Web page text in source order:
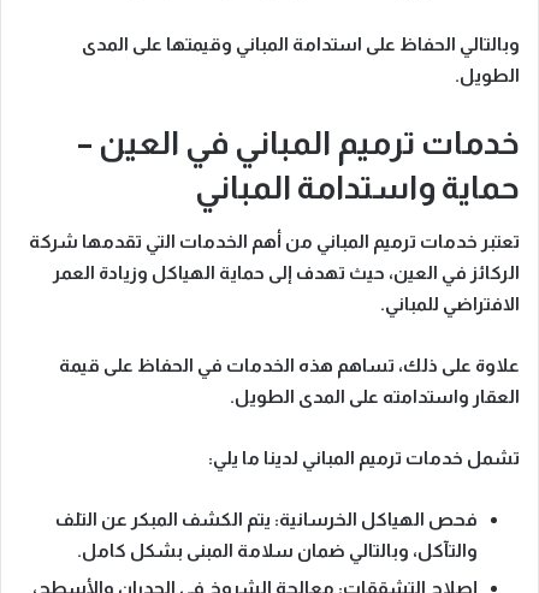
وبالتالي الحفاظ على استدامة المباني وقيمتها على المدى
الطويل.
خدمات ترميم المباني في العين –
حماية واستدامة المباني
تعتبر خدمات ترميم المباني من أهم الخدمات التي تقدمها شركة
الركائز في العين، حيث تهدف إلى حماية الهياكل وزيادة العمر
الافتراضي للمباني.
علاوة على ذلك، تساهم هذه الخدمات في الحفاظ على قيمة
العقار واستدامته على المدى الطويل.
تشمل خدمات ترميم المباني لدينا ما يلي:
فحص الهياكل الخرسانية: يتم الكشف المبكر عن التلف
والتآكل، وبالتالي ضمان سلامة المبنى بشكل كامل.
إصلاح التشققات: معالجة الشروخ في الجدران والأسطح،